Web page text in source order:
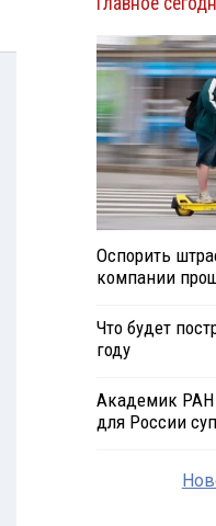
Оспорить
компании
Что будет
году
Академик РАН
для России